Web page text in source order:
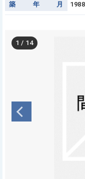
築 年 月
1 / 14